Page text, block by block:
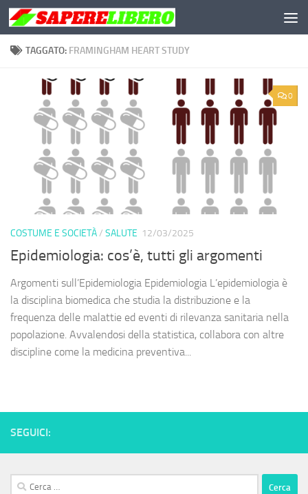
Salta al contenuto
TAGGATO: FRAMINGHAM HEART STUDY
0
COSTUME E SOCIETÀ/ SALUTE 12/03/2025
Epidemiologia: cos’è, tutti gli argomenti
Argomenti sull’Epidemiologia Epidemiologia L’epidemiologia è
la disciplina biomedica che studia la distribuzione e la
frequenza delle malattie ed eventi di rilevanza sanitaria nella
popolazione. Avvalendosi della statistica, collabora con altre
discipline come la medicina preventiva...
SEGUICI:
Ricerca